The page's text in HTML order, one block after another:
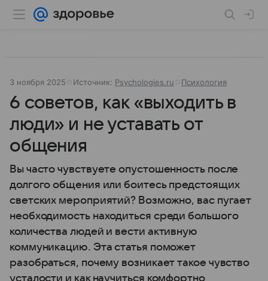
3 ноября 2025 Источник: Psychologies.ru Психология
6 советов, как «выходить в
люди» и не уставать от
общения
Вы часто чувствуете опустошенность после
долгого общения или боитесь предстоящих
светских мероприятий? Возможно, вас пугает
необходимость находиться среди большого
количества людей и вести активную
коммуникацию. Эта статья поможет
разобраться, почему возникает такое чувство
усталости и как научиться комфортно